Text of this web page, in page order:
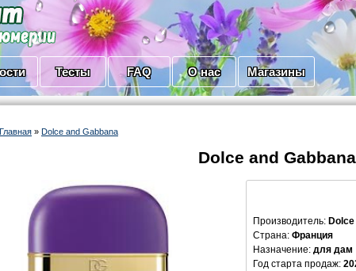
Тесты FAQ О нас Магазины
Главная » Dolce and Gabbana
Dolce and
Производитель:
Страна: Франция
Назначение: для дам
Год старта продаж: